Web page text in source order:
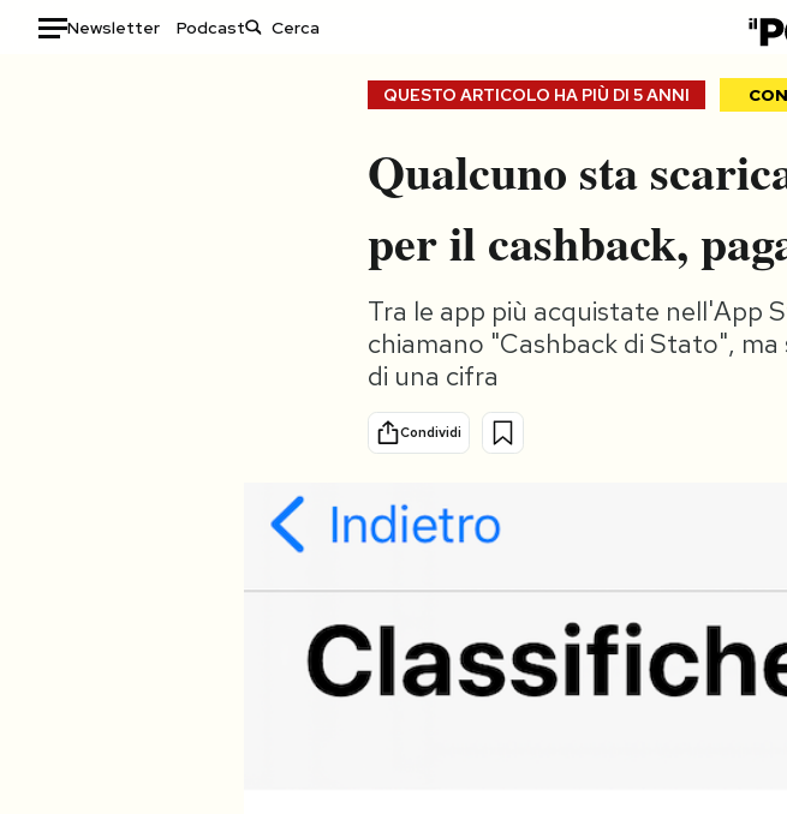
Newsletter Podcast
Consumismi
Storie/Idee
Ok Boomer!
QUESTO ARTICOLO HA PIÙ DI 5 ANNI
Qualcuno sta
per il cashback,
Tra le app più acquistate nell'App
chiamano "Cashback di Stato",
di una cifra
Condividi